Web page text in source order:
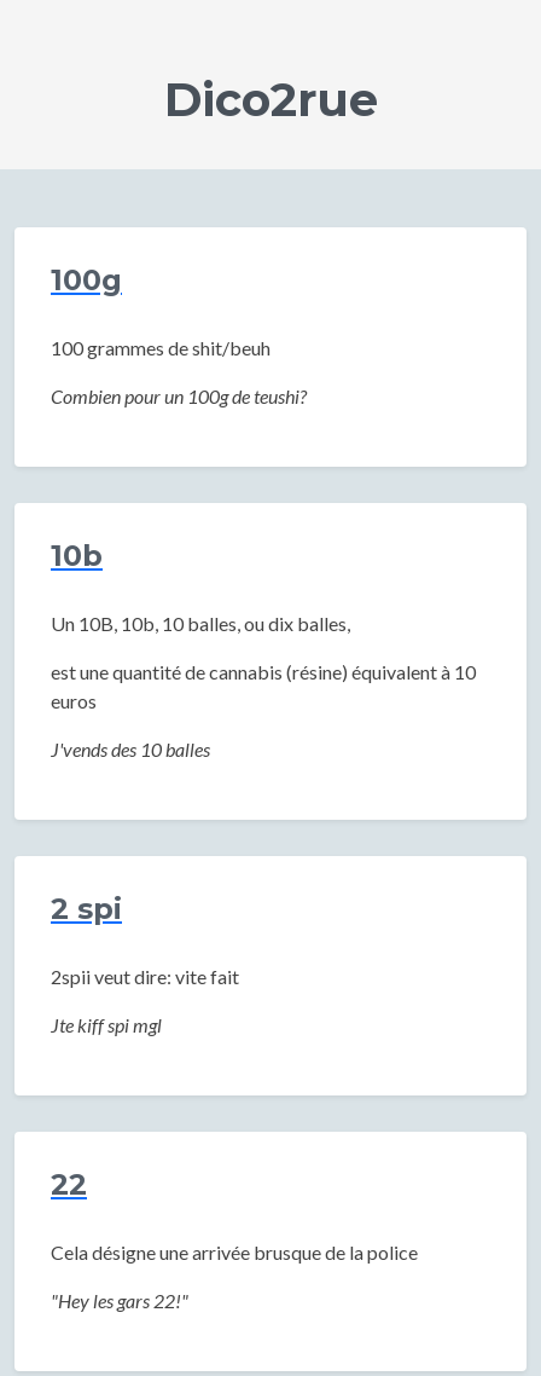
Dico2rue
100g
100 grammes de shit/beuh
Combien pour un 100g de teushi?
10b
Un 10B, 10b, 10 balles, ou dix balles,
est une quantité de cannabis (résine) équivalent à 10
euros
J'vends des 10 balles
2 spi
2spii veut dire: vite fait
Jte kiff spi mgl
22
Cela désigne une arrivée brusque de la police
"Hey les gars 22!"